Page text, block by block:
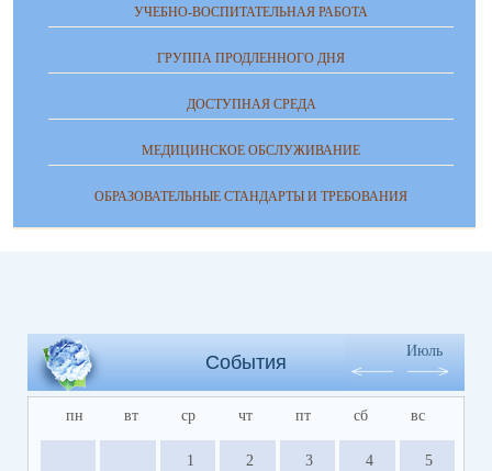
УЧЕБНО-ВОСПИТАТЕЛЬНАЯ РАБОТА
ГРУППА ПРОДЛЕННОГО ДНЯ
ДОСТУПНАЯ СРЕДА
МЕДИЦИНСКОЕ ОБСЛУЖИВАНИЕ
ОБРАЗОВАТЕЛЬНЫЕ СТАНДАРТЫ И ТРЕБОВАНИЯ
События
Июль
пн вт ср чт пт сб вс
1 2 3 4 5